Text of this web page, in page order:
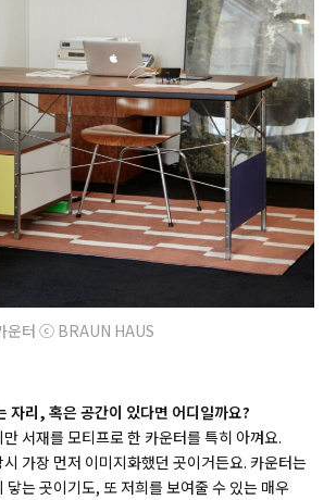
운터 ⓒ BRAUN HAUS
자리, 혹은 공간이 있다면 어디일까요?
서재를 모티프로 한 카운터를 특히 아껴요.
가장 먼저 이미지화했던 곳이거든요. 카운터는
닿는 곳이기도, 또 저희를 보여줄 수 있는 매우